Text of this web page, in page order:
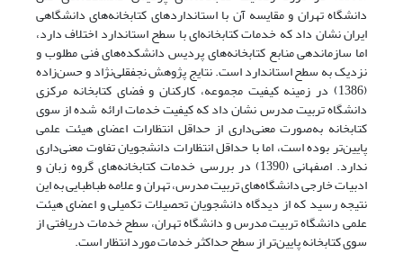
دانشگاه تهران و مقایسه آن با استانداردهای کتابخانه‌های دانشگاهی
ایران نشان داد که خدمات کتابخانه‌ای با سطح استاندارد اختلاف دارد،
اما سازماندهی منابع کتابخانه‌های پردیس دانشکده‌های فنی مطلوب و
نزدیک به سطح استاندارد است. نتایج پژوهش نجفقلی‌نژاد و حسن‌زاده
(1386) در زمینه کیفیت مجموعه، کارکنان و فضای کتابخانه مرکزی
دانشگاه تربیت مدرس نشان داد که کیفیت خدمات ارائه شده از سوی
کتابخانه به‌صورت معنی‌داری از حداقل انتظارات اعضای هیئت علمی
پایین‌تر بوده است، اما با حداقل انتظارات دانشجویان تفاوت معنی‌داری
ندارد. اصفهانی (1390) در بررسی خدمات کتابخانه‌های گروه زبان و
ادبیات خارجی دانشگاه‌های تربیت مدرس، تهران و علامه طباطبایی به این
نتیجه رسید که از دیدگاه دانشجویان تحصیلات تکمیلی و اعضای هیئت
علمی دانشگاه تربیت مدرس و دانشگاه تهران، سطح خدمات دریافتی از
سوی کتابخانه پایین‌تر از سطح حداکثر خدمات مورد انتظار است.